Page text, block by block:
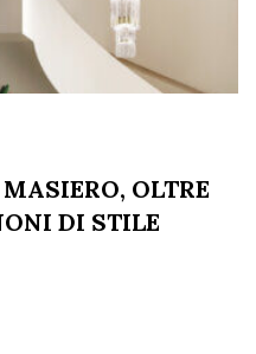
OLTRE
DI STILE